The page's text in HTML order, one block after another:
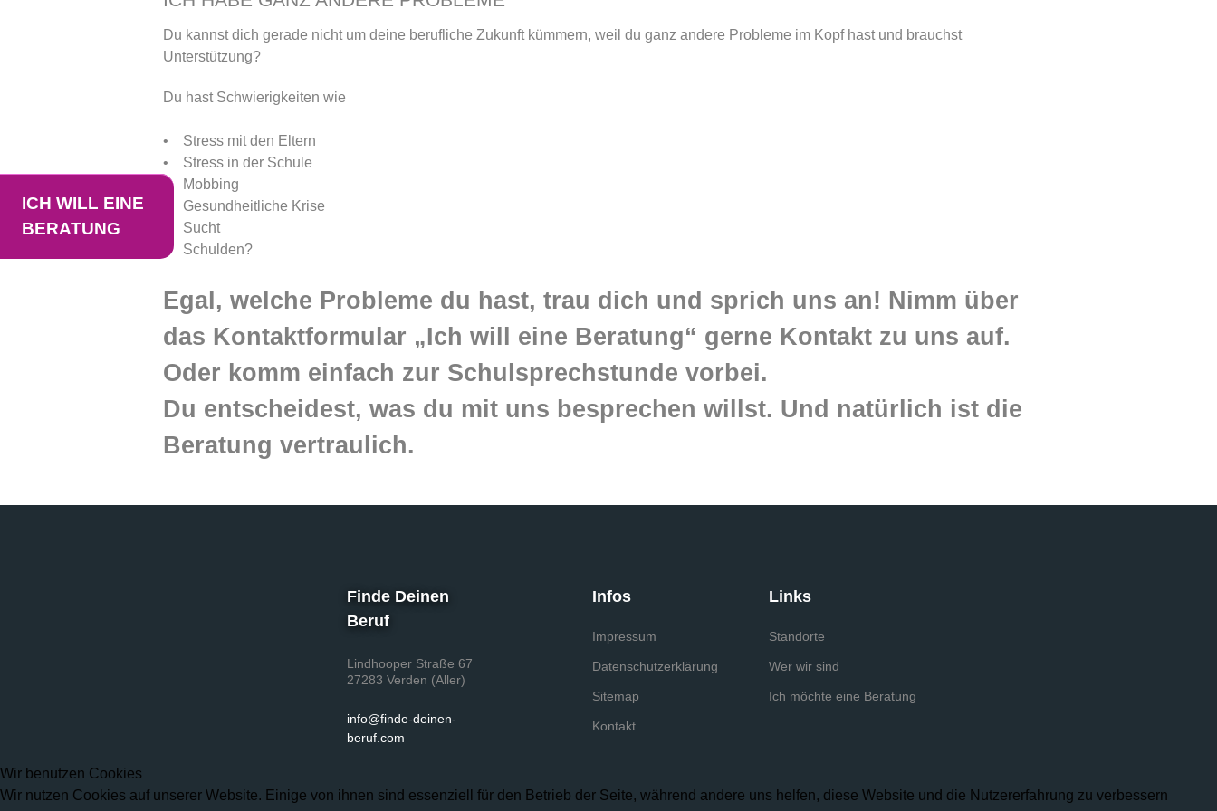
ICH WILL EINE
BERATUNG
Du kannst dich gerade nicht um deine berufliche Zukunft kümmern, weil du ganz andere Probleme im Kopf hast und brauchst
Unterstützung?
Du hast Schwierigkeiten wie
• Stress mit den Eltern
• Stress in der Schule
• Mobbing
• Gesundheitliche Krise
• Sucht
• Schulden?
Egal, welche Probleme du hast, trau dich und sprich uns an! Nimm über
das Kontaktformular „Ich will eine Beratung“ gerne Kontakt zu uns auf.
Oder komm einfach zur Schulsprechstunde vorbei.
Du entscheidest, was du mit uns besprechen willst. Und natürlich ist die
Beratung vertraulich.
Finde Deinen
Beruf
Lindhooper Straße 67
27283 Verden (Aller)
info@finde-deinen-
beruf.com
Infos
Impressum
Datenschutzerklärung
Sitemap
Kontakt
Links
Standorte
Wer wir sind
Ich möchte eine Beratung
Wir benutzen Cookies
Wir nutzen Cookies auf unserer Website. Einige von ihnen sind essenziell für den Betrieb der Seite, während andere uns helfen, diese Website und die Nutzererfahrung zu verbessern